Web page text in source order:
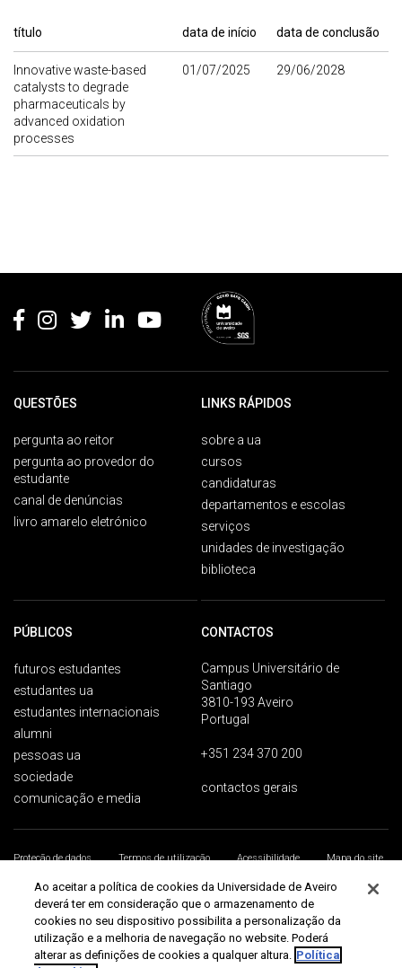
título data de início data de conclusão
Innovative waste-based
catalysts to degrade
pharmaceuticals by
advanced oxidation
processes
01/07/2025 29/06/2028
QUESTÕES
pergunta ao reitor
pergunta ao provedor do
estudante
canal de denúncias
livro amarelo eletrónico
LINKS RÁPIDOS
sobre a ua
cursos
candidaturas
departamentos e escolas
serviços
unidades de investigação
biblioteca
PÚBLICOS
futuros estudantes
estudantes ua
estudantes internacionais
alumni
pessoas ua
sociedade
comunicação e media
CONTACTOS
Campus Universitário de
Santiago
3810-193 Aveiro
Portugal
+351 234 370 200
contactos gerais
Proteção de dados Termos de utilização Acessibilidade
Mapa do site
Universidade de Aveiro 2026
Ao aceitar a política de cookies da Universidade de Aveiro
deverá ter em consideração que o armazenamento de
cookies no seu dispositivo possibilita a personalização da
utilização e a melhoria de navegação no website. Poderá
alterar as definições de cookies a qualquer altura. Política